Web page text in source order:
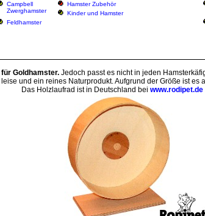
Campbell
Zwerghamster
Hamster Zubehör
Kinder und Hamster
Feldhamster
Goldhamster. Jedoch passt es nicht in jeden
und ein reines Naturprodukt. Aufgrund der Größe ist
Das Holzlaufrad ist in Deutschland bei www.rodipet.de